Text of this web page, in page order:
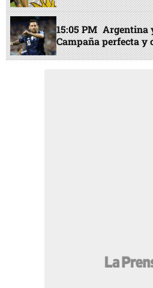
15:05 PM Argentina
Campaña perfecta